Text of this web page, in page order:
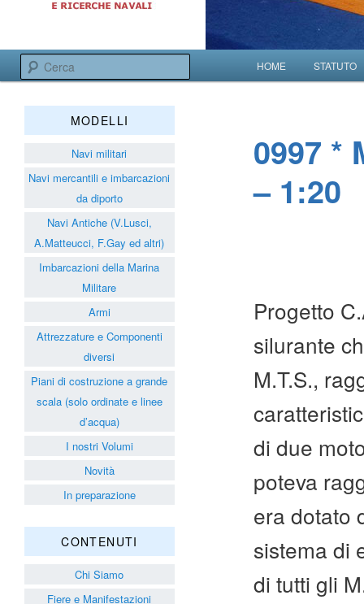
Associazione
Centro italiano studi e ricerche navali
Menu principale
VAI AL
VAI AL
HOME STATUTO
0997 *
– 1:20
Progetto
silurante
M.T.S.,
di due
poteva
era dotato
sistema di
di tutti gli
MODELLI
Navi militari
Navi mercantili e imbarcazioni
da diporto
Navi Antiche (V.Lusci,
A.Matteucci, F.Gay ed altri)
Imbarcazioni della Marina
Militare
Armi
Attrezzature e Componenti
diversi
Piani di costruzione a grande
scala (solo ordinate e linee
d’acqua)
I nostri Volumi
Novità
In preparazione
CONTENUTI
Chi Siamo
Fiere e Manifestazioni